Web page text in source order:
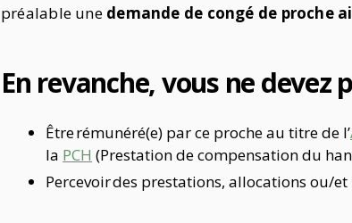
préalable une demande de congé de proche
En revanche, vous ne devez
Être rémunéré(e) par ce proche au titre de l’
la PCH (Prestation de compensation du
Percevoir des prestations, allocations ou/